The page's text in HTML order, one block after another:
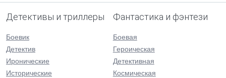
Детективы и триллеры
Боевик
Детектив
Иронические
Исторические
Фантастика и фэнтези
Боевая
Героическая
Детективная
Космическая